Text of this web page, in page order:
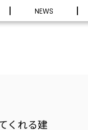
NEWS
くれる建